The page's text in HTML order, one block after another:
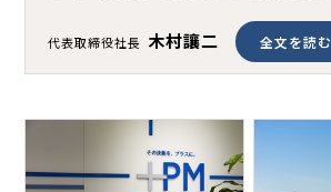
代表取締役社長 木村讓二 全文を読む